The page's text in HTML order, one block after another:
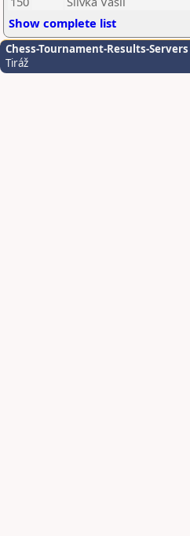
Show complete list
Chess-Tournament-Results-Servers
Tiráž